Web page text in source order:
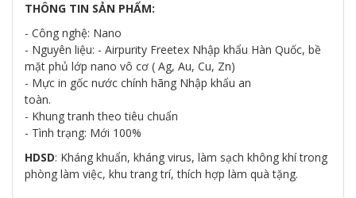
THÔNG TIN SẢN PHẨM:
- Công nghệ: Nano
- Nguyên liệu: - Airpurity Freetex Nhập khẩu Hàn Quốc, bề
mặt phủ lớp nano vô cơ ( Ag, Au, Cu, Zn)
- Mực in gốc nước chính hãng Nhập khẩu an
toàn.
- Khung tranh theo tiêu chuẩn
- Tình trạng: Mới 100%
HDSD: Kháng khuẩn, kháng virus, làm sạch không khí trong
phòng làm việc, khu trang trí, thích hợp làm quà tặng.